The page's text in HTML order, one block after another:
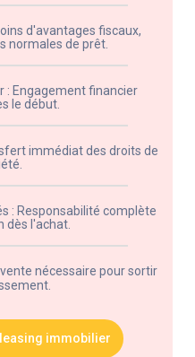
d'avantages fiscaux,
normales de prêt.
: Engagement financier
le début.
immédiat des droits de
: Responsabilité complète
dès l'achat.
nécessaire pour sortir
immobilier